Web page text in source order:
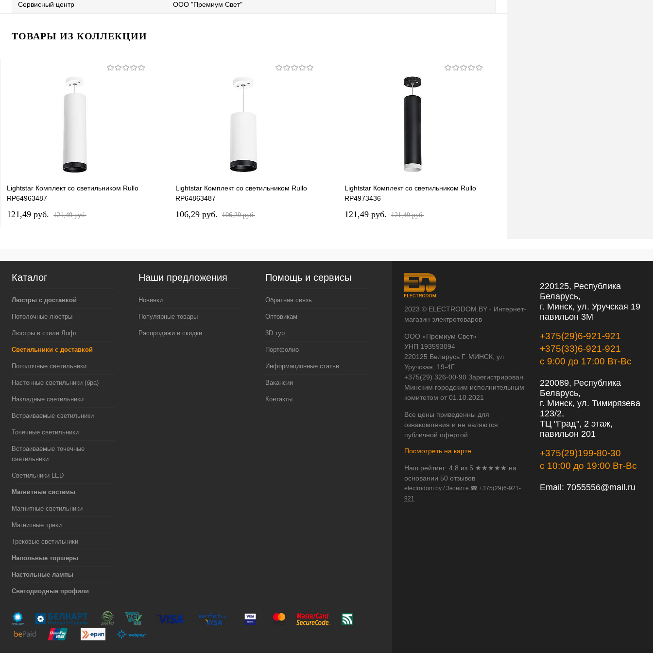
Сервисный центр ООО "Премиум Свет"
ТОВАРЫ ИЗ КОЛЛЕКЦИИ
Lightstar Комплект со светильником Rullo
RP64963487
121,49 pуб. 121,49 pуб.
Lightstar Комплект со светильником Rullo
RP64863487
106,29 pуб. 106,29 pуб.
Lightstar Комплект со светильником Rullo
RP4973436
121,49 pуб. 121,49 pуб.
Каталог
Люстры с доставкой
Потолочные люстры
Люстры в стиле Лофт
Светильники с доставкой
Потолочные светильники
Настенные светильники (бра)
Накладные светильники
Встраиваемые светильники
Точечные светильники
Встраиваемые точечные
светильники
Светильники LED
Магнитные системы
Магнитные светильники
Магнитные треки
Трековые светильники
Напольные торшеры
Настольные лампы
Светодиодные профили
Наши предложения
Новинки
Популярные товары
Распродажи и скидки
Помощь и сервисы
Обратная связь
Оптовикам
3D тур
Портфолио
Информационные статьи
Вакансии
Контакты
2023 © ELECTRODOM.BY - Интернет-
магазин электротоваров
ООО «Премиум Свет»
УНП 193593094
220125 Беларусь Г. МИНСК, ул
Уручская, 19-4Г
+375(29) 326-00-90 Зарегистрирован
Минским городским исполнительным
комитетом от 01.10.2021
Все цены приведенны для
ознакомления и не являются
публичной офертой.
Посмотреть на карте
Наш рейтинг: 4,8 из 5 ★★★★★ на
основании 50 отзывов
electrodom.by / Звоните ☎ +375(29)6-921-
921
220125, Республика
Беларусь,
г. Минск, ул. Уручская 19
павильон 3М
+375(29)6-921-921
+375(33)6-921-921
с 9:00 до 17:00 Вт-Вс
220089, Республика
Беларусь,
г. Минск, ул. Тимирязева
123/2,
ТЦ "Град", 2 этаж,
павильон 201
+375(29)199-80-30
с 10:00 до 19:00 Вт-Вс
Email: 7055556@mail.ru